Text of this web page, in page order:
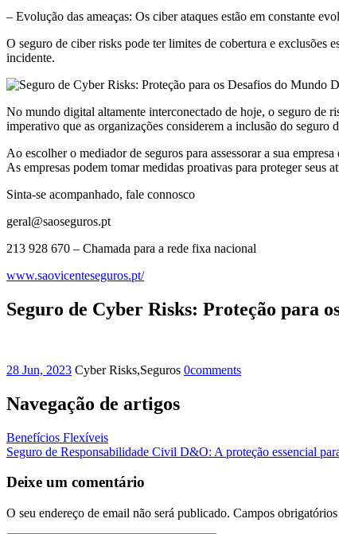
– Evolução das ameaças: Os ciber ataques estão em constante
O seguro de ciber risks pode ter limites de cobertura e exclusões
incidente.
No mundo digital altamente interconectado de hoje, o seguro de
imperativo que as organizações considerem a inclusão do seguro
Ao escolher o mediador de seguros para assessorar a sua
As empresas podem tomar medidas proativas para proteger seus
Sinta-se acompanhado, fale connosco
geral@saoseguros.pt
213 928 670 – Chamada para a rede fixa nacional
www.saovicenteseguros.pt/
Seguro de Cyber Risks: Proteção para
28 Jun, 2023 Cyber Risks,Seguros 0comments
Navegação de artigos
Benefícios Flexíveis
Seguro de Responsabilidade Civil D&O: A proteção essencial
Deixe um comentário
O seu endereço de email não será publicado. Campos